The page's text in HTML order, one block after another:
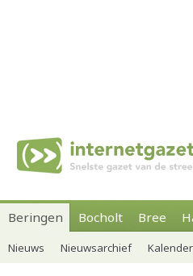
Beringen Bocholt Bree
Nieuws Nieuwsarchief Kalender